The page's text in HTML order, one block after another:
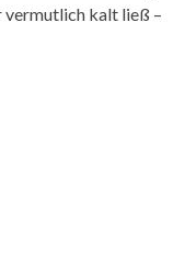
vermutlich kalt ließ –